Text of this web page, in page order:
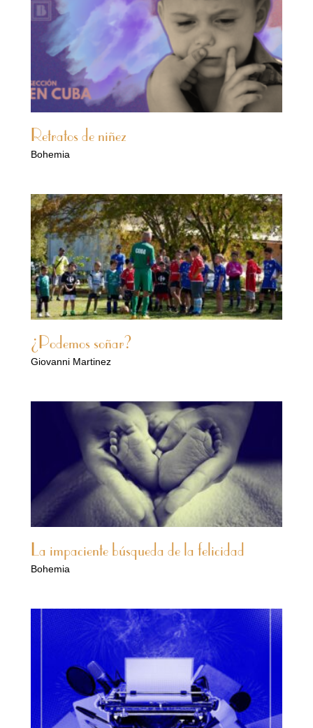
Retratos de niñez
Bohemia
¿Podemos soñar?
Giovanni Martinez
La impaciente búsqueda de la felicidad
Bohemia